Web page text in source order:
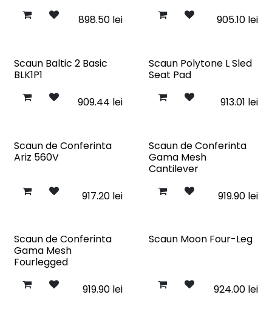
898.50 lei
905.10lei
Scaun Baltic 2 Basic
BLK1P1
909.44 lei
Scaun Polytone L Sled
Seat Pad
913.01 lei
Scaun de Conferinta
Ariz 560V
917.20 lei
Scaun de Conferinta
Gama Mesh
Cantilever
919.90lei
Scaun de Conferinta
Gama Mesh
Fourlegged
919.90 lei
Scaun Moon Four-Leg
924.00lei